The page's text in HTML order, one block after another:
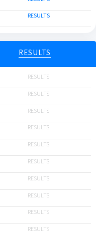
RESULTS
RESULTS
RESULTS
RESULTS
RESULTS
RESULTS
RESULTS
RESULTS
RESULTS
RESULTS
RESULTS
RESULTS